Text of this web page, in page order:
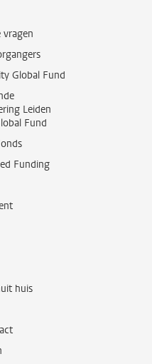
vragen
Global Fund
Leiden
Fund
Funding
huis